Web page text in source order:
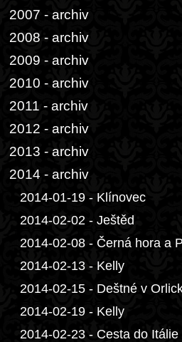
2007 - archiv
2008 - archiv
2009 - archiv
2010 - archiv
2011 - archiv
2012 - archiv
2013 - archiv
2014 - archiv
2014-01-19 - Klínovec
2014-02-02 - Ještěd
2014-02-08 - Černá hora a
2014-02-13 - Kelly
2014-02-15 - Deštné v
2014-02-19 - Kelly
2014-02-23 - Cesta do Itálie